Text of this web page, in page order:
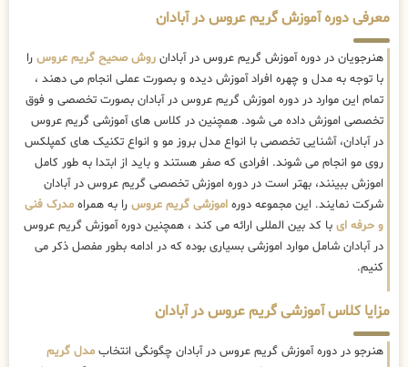
معرفی دوره آموزش گریم عروس در آبادان
هنرجویان در دوره آموزش گریم عروس در آبادان روش صحیح گریم عروس را
با توجه به مدل و چهره افراد آموزش دیده و بصورت عملی انجام می دهند ،
تمام این موارد در دوره اموزش گریم عروس در آبادان بصورت تخصصی و فوق
تخصصی اموزش داده می شود. همچنین در کلاس های آموزشی گریم عروس
در آبادان، آشنایی تخصصی با انواع مدل بروز مو و انواع تکنیک های کمپلکس
روی مو انجام می شوند. افرادی که صفر هستند و باید از ابتدا به طور کامل
اموزش ببینند، بهتر است در دوره اموزش تخصصی گریم عروس در آبادان
شرکت نمایند. این مجموعه دوره اموزشی گریم عروس را به همراه مدرک فنی
و حرفه ای با کد بین المللی ارائه می کند ، همچنین دوره آموزش گریم عروس
در آبادان شامل موارد اموزشی بسیاری بوده که در ادامه بطور مفصل ذکر می
کنیم.
مزایا کلاس آموزشی گریم عروس در آبادان
هنرجو در دوره آموزش گریم عروس در آبادان چگونگی انتخاب مدل گریم